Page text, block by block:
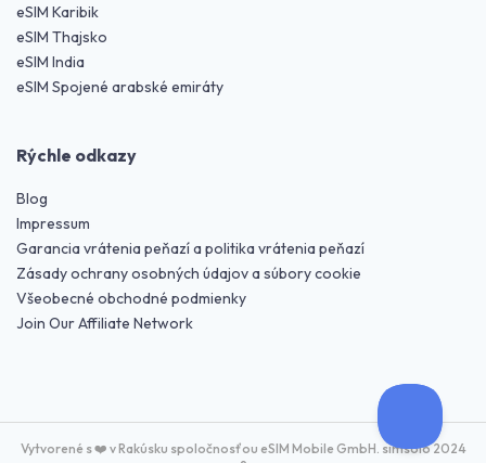
eSIM Karibik
eSIM Thajsko
eSIM India
eSIM Spojené arabské emiráty
Rýchle odkazy
Blog
Impressum
Garancia vrátenia peňazí a politika vrátenia peňazí
Zásady ochrany osobných údajov a súbory cookie
Všeobecné obchodné podmienky
Join Our Affiliate Network
Vytvorené s ❤️ v Rakúsku spoločnosťou eSIM Mobile GmbH. simsolo 2024